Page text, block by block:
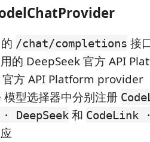
/chat/completions 接
的 DeepSeek 官方 API
方 API Platform provider
模型选择器中分别注册
DeepSeek 和 CodeLink